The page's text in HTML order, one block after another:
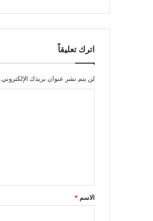
اترك تعليقاً
لن يتم نشر عنوان بريدك الإلكتروني.
ق
*الاسم *